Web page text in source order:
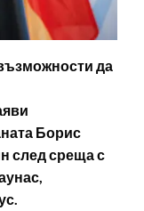
да
Борис
след среща с